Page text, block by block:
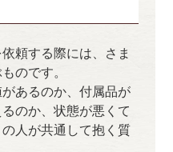
頼する際には、さま
のです。
あるのか、付属品が
のか、状態が悪くて
人が共通して抱く質